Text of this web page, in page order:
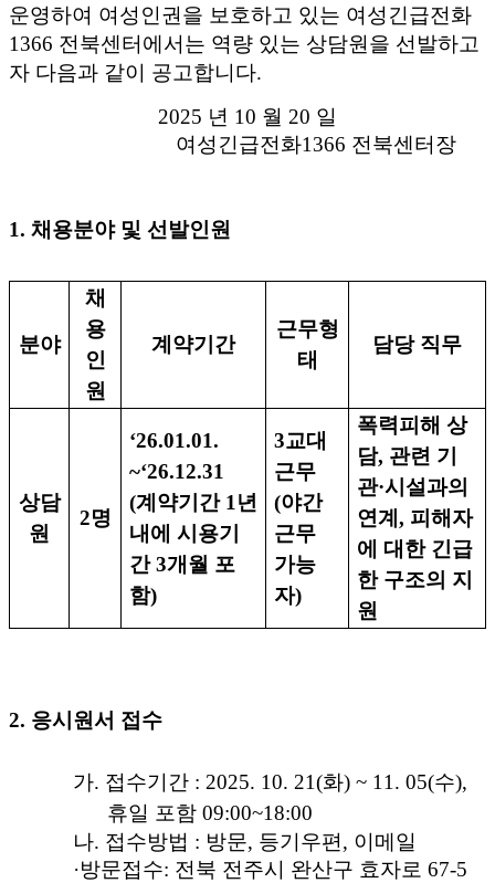
운영하여 여성인권을 보호하고 있는 여성긴급전화
1366 전북센터에서는 역량 있는 상담원을 선발하고
자 다음과 같이 공고합니다.
2025 년 10 월 20 일
여성긴급전화1366 전북센터장
1. 채용분야 및 선발인원
분야
채
용
인
원
계약기간
근무형
태
담당 직무
상담
원
2명
‘26.01.01.
~‘26.12.31
(계약기간 1년
내에 시용기
간3개월 포
함)
3교대
근무
(야간
근무
가능
자)
폭력피해 상
담, 관련 기
관·시설과의
연계 , 피해자
에 대한 긴급
한 구조의 지
원
2. 응시원서 접수
가. 접수기간 : 2025. 10. 21(화) ~ 11. 05(수),
휴일 포함 09:00~18:00
나. 접수방법 : 방문, 등기우편, 이메일
·방문접수: 전북 전주시 완산구 효자로 67-5